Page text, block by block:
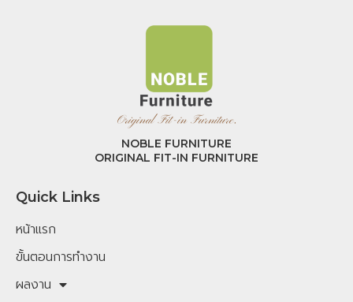
NOBLE FURNITURE
ORIGINAL FIT-IN FURNITURE
Quick Links
หน้าแรก
ขั้นตอนการทำงาน
ผลงาน